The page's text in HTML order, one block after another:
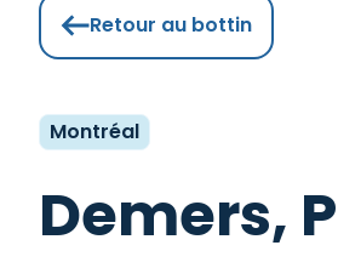
Retour au bottin
Montréal
Demers,